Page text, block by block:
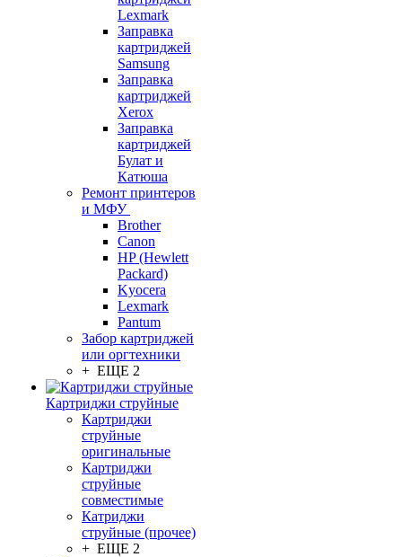
Lexmark
Заправка
картриджей
Samsung
Заправка
картриджей
Xerox
Заправка
картриджей
Булат и
Катюша
Ремонт принтеров
и МФУ
Brother
Canon
HP (Hewlett
Packard)
Kyocera
Lexmark
Pantum
Забор картриджей
или оргтехники
+ ЕЩЕ 2
Картриджи струйные
Картриджи
струйные
оригинальные
Картриджи
струйные
совместимые
Катриджи
струйные (прочее)
+ ЕЩЕ 2